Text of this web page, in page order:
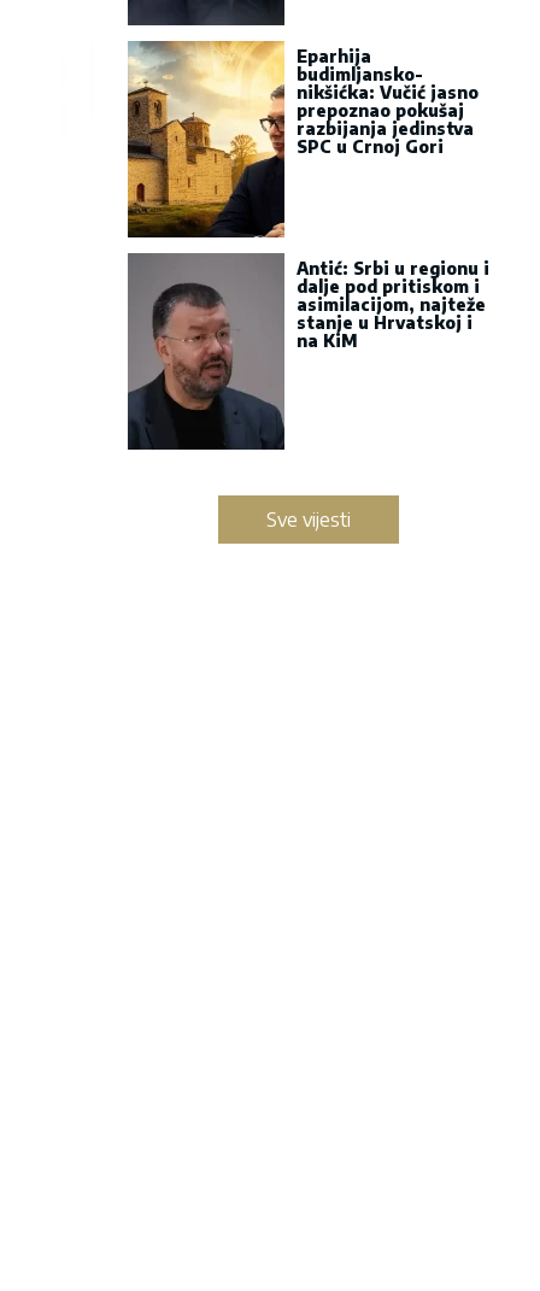
Eparhija
budimljansko-
nikšićka: Vučić jasno
prepoznao pokušaj
razbijanja jedinstva
SPC u Crnoj Gori
Antić: Srbi u regionu i
dalje pod pritiskom i
asimilacijom, najteže
stanje u Hrvatskoj i
na KiM
Sve vijesti